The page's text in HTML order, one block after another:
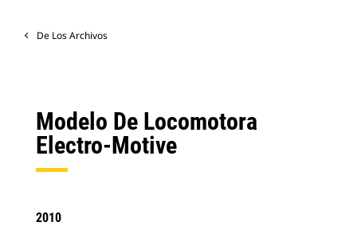
De Los Archivos
Modelo De Locomotora
Electro-Motive
2010